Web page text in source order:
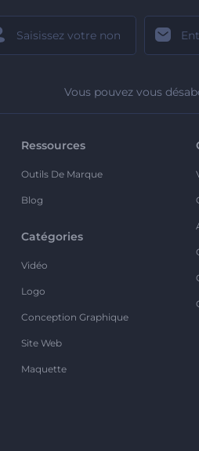
Vous pouvez vous
Ressources
Outils De Marque
Blog
Catégories
Vidéo
Logo
Conception Graphique
Site Web
Maquette